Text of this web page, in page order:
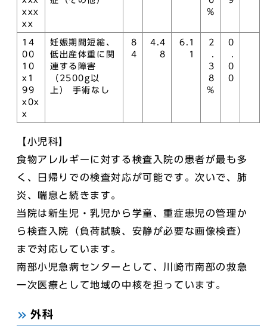
xxx
xx
%
14
00
10
x1
99
x0x
x
妊娠期間短縮、
低出産体重に関
連する障害
（2500g以
上） 手術なし
8
4
4.4
8
6.1
1
2
.
3
8
%
0
.
0
0
【小児科】
食物アレルギーに対する検査入院の患者が最も多
く、日帰りでの検査対応が可能です。次いで、肺
炎、喘息と続きます。
当院は新生児・乳児から学童、重症患児の管理か
ら検査入院（負荷試験、安静が必要な画像検査）
まで対応しています。
南部小児急病センターとして、川崎市南部の救急
一次医療として地域の中核を担っています。
外科